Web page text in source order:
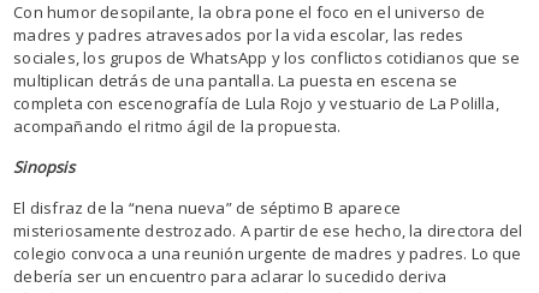
Con humor desopilante, la obra pone el foco en el universo de
madres y padres atravesados por la vida escolar, las redes
sociales, los grupos de WhatsApp y los conflictos cotidianos que se
multiplican detrás de una pantalla. La puesta en escena se
completa con escenografía de Lula Rojo y vestuario de La Polilla,
acompañando el ritmo ágil de la propuesta.
Sinopsis
El disfraz de la “nena nueva” de séptimo B aparece
misteriosamente destrozado. A partir de ese hecho, la directora del
colegio convoca a una reunión urgente de madres y padres. Lo que
debería ser un encuentro para aclarar lo sucedido deriva